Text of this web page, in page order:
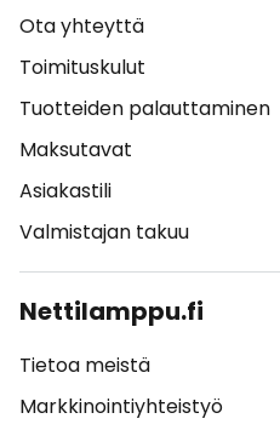
Ota yhteyttä
Toimituskulut
Tuotteiden palauttaminen
Maksutavat
Asiakastili
Valmistajan takuu
Nettilamppu.fi
Tietoa meistä
Markkinointiyhteistyö